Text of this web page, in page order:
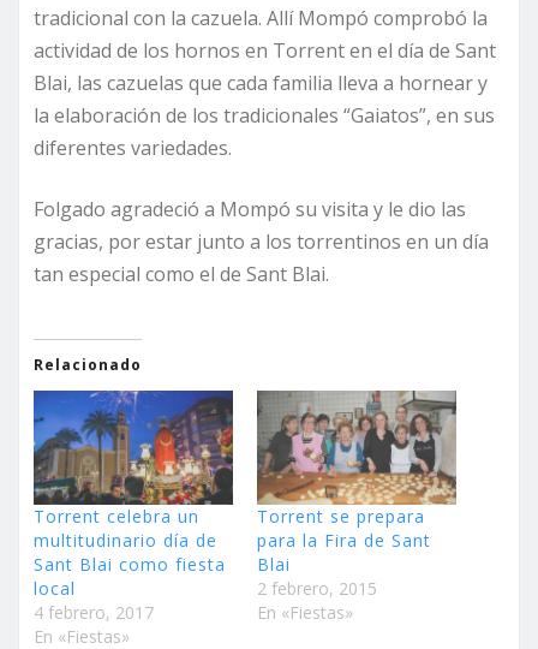
tradicional con la cazuela. Allí Mompó comprobó la
actividad de los hornos en Torrent en el día de Sant
Blai, las cazuelas que cada familia lleva a hornear y
la elaboración de los tradicionales “Gaiatos”, en sus
diferentes variedades.
Folgado agradeció a Mompó su visita y le dio las
gracias, por estar junto a los torrentinos en un día
tan especial como el de Sant Blai.
Relacionado
Torrent celebra un
multitudinario día de
Sant Blai como fiesta
local
4 febrero, 2017
En «Fiestas»
Torrent se prepara
para la Fira de Sant
Blai
2 febrero, 2015
En «Fiestas»